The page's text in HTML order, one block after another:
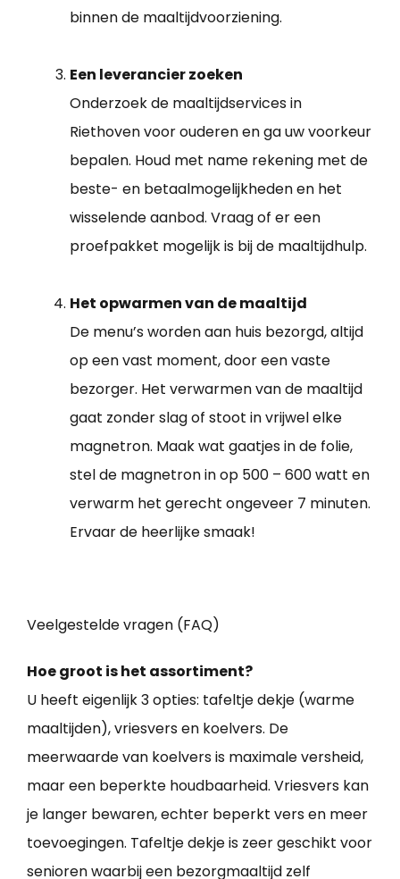
binnen de maaltijdvoorziening.
Een leverancier zoeken
Onderzoek de maaltijdservices in
Riethoven voor ouderen en ga uw voorkeur
bepalen. Houd met name rekening met de
beste- en betaalmogelijkheden en het
wisselende aanbod. Vraag of er een
proefpakket mogelijk is bij de maaltijdhulp.
Het opwarmen van de maaltijd
De menu’s worden aan huis bezorgd, altijd
op een vast moment, door een vaste
bezorger. Het verwarmen van de maaltijd
gaat zonder slag of stoot in vrijwel elke
magnetron. Maak wat gaatjes in de folie,
stel de magnetron in op 500 – 600 watt en
verwarm het gerecht ongeveer 7 minuten.
Ervaar de heerlijke smaak!
Veelgestelde vragen (FAQ)
Hoe groot is het assortiment?
U heeft eigenlijk 3 opties: tafeltje dekje (warme
maaltijden), vriesvers en koelvers. De
meerwaarde van koelvers is maximale versheid,
maar een beperkte houdbaarheid. Vriesvers kan
je langer bewaren, echter beperkt vers en meer
toevoegingen. Tafeltje dekje is zeer geschikt voor
senioren waarbij een bezorgmaaltijd zelf